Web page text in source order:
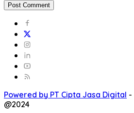
Powered by PT Cipta Jasa Digital -
@2024